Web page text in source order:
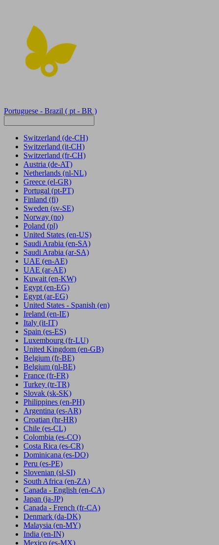
Portuguese - Brazil ( pt - BR )
Switzerland (de-CH)
Switzerland (it-CH)
Switzerland (fr-CH)
Austria (de-AT)
Netherlands (nl-NL)
Greece (el-GR)
Portugal (pt-PT)
Finland (fi)
Sweden (sv-SE)
Norway (no)
Poland (pl)
United States (en-US)
Saudi Arabia (en-SA)
Saudi Arabia (ar-SA)
UAE (en-AE)
UAE (ar-AE)
Kuwait (en-KW)
Egypt (en-EG)
Egypt (ar-EG)
United States - Spanish (en)
Ireland (en-IE)
Italy (it-IT)
Spain (es-ES)
Luxembourg (fr-LU)
United Kingdom (en-GB)
Belgium (fr-BE)
Belgium (nl-BE)
France (fr-FR)
Turkey (tr-TR)
Slovak (sk-SK)
Philippines (en-PH)
Argentina (es-AR)
Croatian (hr-HR)
Chile (es-CL)
Colombia (es-CO)
Costa Rica (es-CR)
Dominicana (es-DO)
Peru (es-PE)
Slovenian (sl-SI)
South Africa (en-ZA)
Canada - English (en-CA)
Japan (ja-JP)
Canada - French (fr-CA)
Denmark (da-DK)
Malaysia (en-MY)
India (en-IN)
Mexico (es-MX)